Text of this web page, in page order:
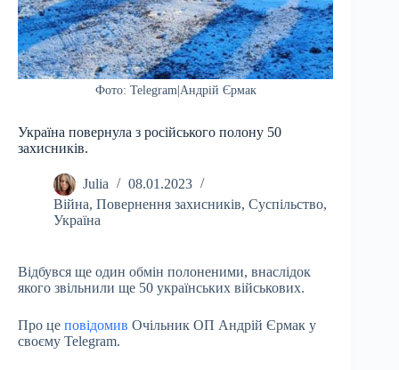
Фото: Telegram|Андрій Єрмак
Україна повернула з російського полону 50
захисників.
Julia
08.01.2023
Війна, Повернення захисників, Суспільство,
Україна
Відбувся ще один обмін полоненими, внаслідок
якого звільнили ще 50 українських військових.
Про це повідомив Очільник ОП Андрій Єрмак у
своєму Telegram.